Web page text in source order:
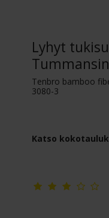
Lyhyt
Tenbro bamboo
3080-3
Katso